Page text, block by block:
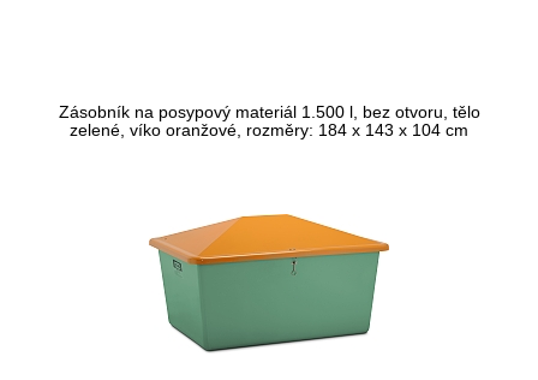
Zásobník na posypový materiál 1.500 l, bez otvoru, tělo
zelené, víko oranžové, rozměry: 184 x 143 x 104 cm